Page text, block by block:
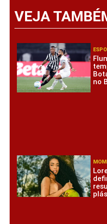
VEJA
no